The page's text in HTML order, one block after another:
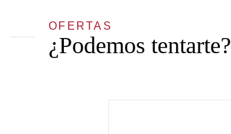
OFERTAS
¿Podemos tentarte?